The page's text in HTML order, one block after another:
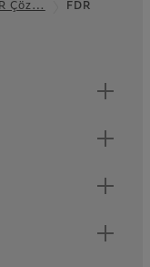
Çöz…
FDR